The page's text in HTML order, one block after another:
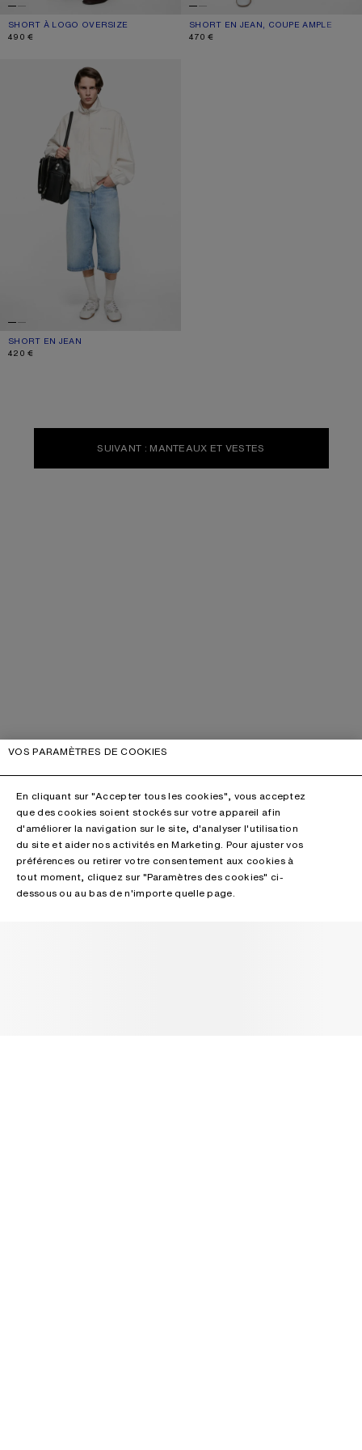
SHORT À LOGO OVERSIZE
COULEUR ACTUELLE: BLANC/MARRON
PRIX : 490 €.
490 €
SHORT EN JEAN, COUPE AMPLE
COULEUR ACTUELLE: NOIR
PRIX : 470 €.
470 €
SHORT EN JEAN
SHORT EN JEAN
COULEUR ACTUELLE: BLEU CLAIR
PRIX : 420 €.
420 €
SUIVANT : MANTEAUX ET VESTES
VOS PARAMÈTRES DE COOKIES
En cliquant sur "Accepter tous les cookies", vous acceptez
que des cookies soient stockés sur votre appareil afin
d'améliorer la navigation sur le site, d'analyser l'utilisation
du site et aider nos activités en Marketing. Pour ajuster vos
préférences ou retirer votre consentement aux cookies à
tout moment, cliquez sur "Paramètres des cookies" ci-
dessous ou au bas de n'importe quelle page.